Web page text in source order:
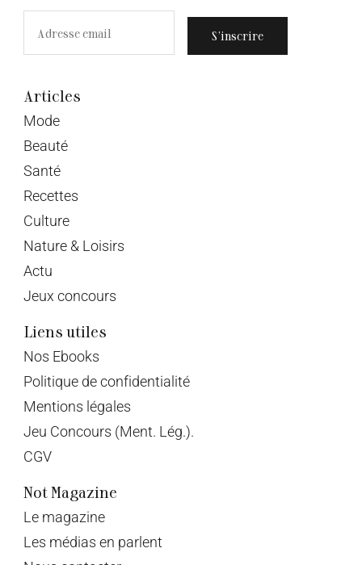
S’inscrire
Articles
Mode
Beauté
Santé
Recettes
Culture
Nature & Loisirs
Actu
Jeux concours
Liens utiles
Nos Ebooks
Politique de confidentialité
Mentions légales
Jeu Concours (Ment. Lég.).
CGV
Not Magazine
Le magazine
Les médias en parlent